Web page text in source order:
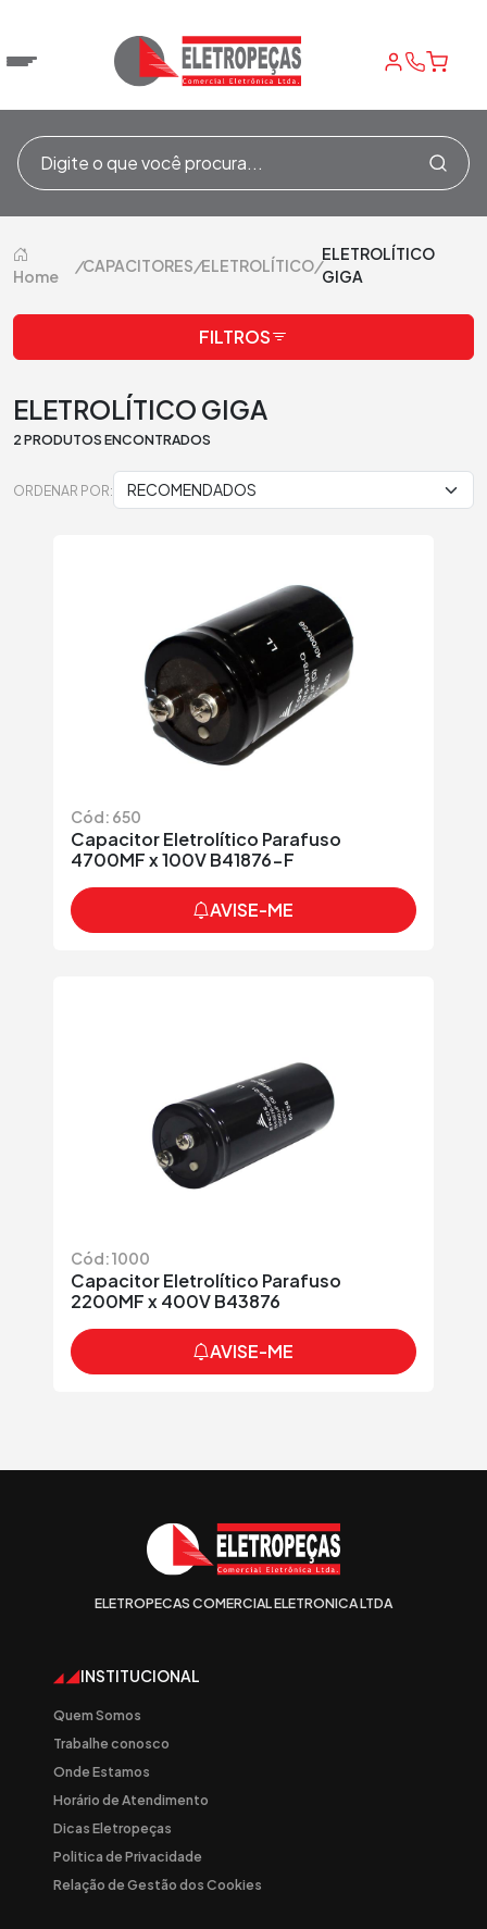
Home
/CAPACITORES/ELETROLÍTICO/
ELETROLÍTICO
GIGA
FILTROS
ELETROLÍTICO GIGA
2 PRODUTOS ENCONTRADOS
ORDENAR POR:
Cód: 650
Capacitor Eletrolítico Parafuso
4700MF x 100V B41876-F
AVISE-ME
Cód: 1000
Capacitor Eletrolítico Parafuso
2200MF x 400V B43876
AVISE-ME
ELETROPECAS COMERCIAL ELETRONICA LTDA
INSTITUCIONAL
Quem Somos
Trabalhe conosco
Onde Estamos
Horário de Atendimento
Dicas Eletropeças
Politica de Privacidade
Relação de Gestão dos Cookies